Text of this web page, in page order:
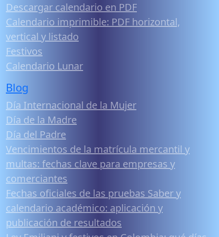
Descargar calendario en PDF
Calendario imprimible: PDF horizontal,
vertical y listado
Festivos
Calendario Lunar
Blog
Día Internacional de la Mujer
Día de la Madre
Día del Padre
Vencimientos de la matrícula mercantil y
multas: fechas clave para empresas y
comerciantes
Fechas oficiales de las pruebas Saber y
calendario académico: aplicación y
publicación de resultados